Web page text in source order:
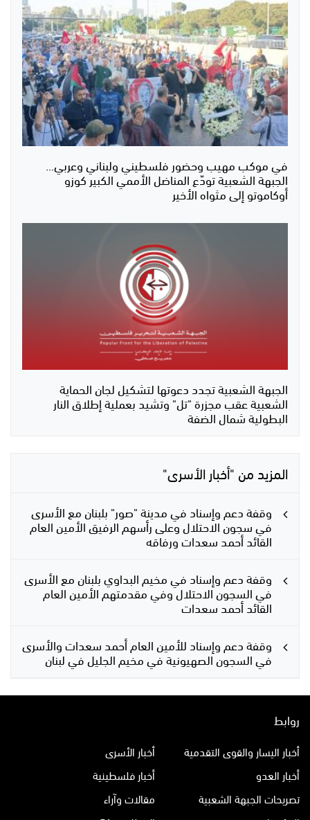
في موكب مهيب وحضور فلسطيني ولبناني وعربي...
الجبهة الشعبية تودّع المناضل الأممي الكبير كوزو
أوكاموتو إلى مثواه الأخير
الجبهة الشعبية تجدد دعوتها لتشكيل لجان الحماية
الشعبية عقب مجزرة "تل" وتشيد بعملية إطلاق النار
البطولية شمال الضفة
المزيد من "أخبار الأسرى"
وقفة دعم وإسناد في مدينة "صور" بلبنان مع الأسرى
في سجون الاحتلال وعلى رأسهم الرفيق الأمين العام
القائد أحمد سعدات ورفاقه
وقفة دعم وإسناد في مخيم البداوي بلبنان مع الأسرى
في السجون الاحتلال وفي مقدمتهم الأمين العام
القائد أحمد سعدات
وقفة دعم وإسناد للأمين العام أحمد سعدات والأسرى
في السجون الصهيونية في مخيم الجليل في لبنان
روابط
أخبار اليسار والقوى التقدمية
أخبار الأسرى
أخبار العدو
أخبار فلسطينية
تصريحات الجبهة الشعبية
مقالات وآراء